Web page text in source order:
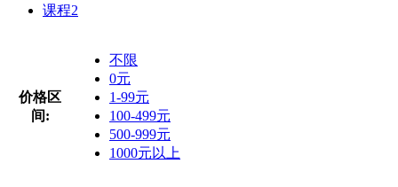
课程2
价格区
间:
不限
0元
1-99元
100-499元
500-999元
1000元以上